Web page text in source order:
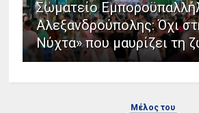
Σωματείο
Αλεξανδρούπολης: Όχι
Νύχτα» που μαυρίζει τη
Μέλος του